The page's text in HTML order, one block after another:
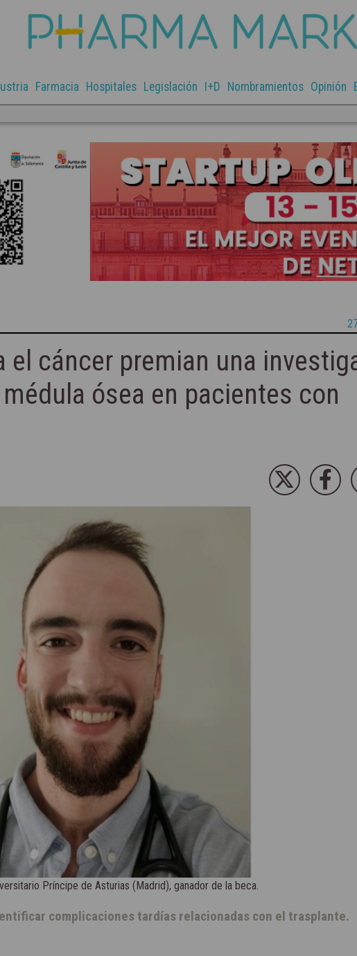
Farmacia Hospitales Legislación I+D Nombramientos Opinión
el cáncer premian una
ósea en pacientes con
Príncipe de Asturias (Madrid), ganador de la beca.
complicaciones tardías relacionadas con el trasplante.